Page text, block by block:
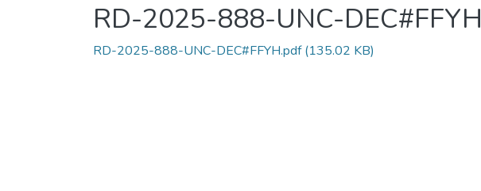
RD-2025-888-UNC-DEC#FFYH
RD-2025-888-UNC-DEC#FFYH.pdf(135.02 KB)